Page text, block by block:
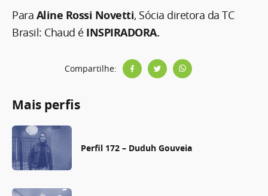
Para Aline Rossi Novetti, Sócia diretora da TC
Brasil: Chaud é INSPIRADORA.
Compartilhe:
Mais perfis
Perfil 172 – Duduh Gouveia